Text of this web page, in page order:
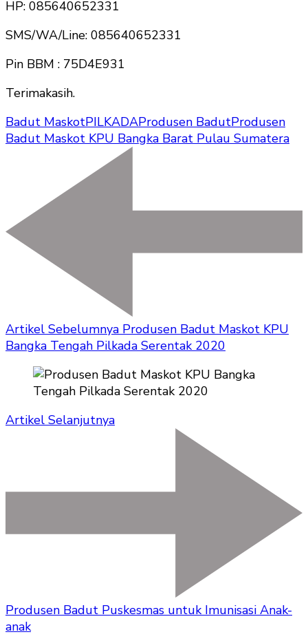
HP: 085640652331
SMS/WA/Line: 085640652331
Pin BBM : 75D4E931
Terimakasih.
Badut MaskotPILKADAProdusen BadutProdusen
Badut Maskot KPU Bangka Barat Pulau Sumatera
Artikel Sebelumnya Produsen Badut Maskot KPU
Bangka Tengah Pilkada Serentak 2020
Artikel Selanjutnya
Produsen Badut Puskesmas untuk Imunisasi Anak-
anak